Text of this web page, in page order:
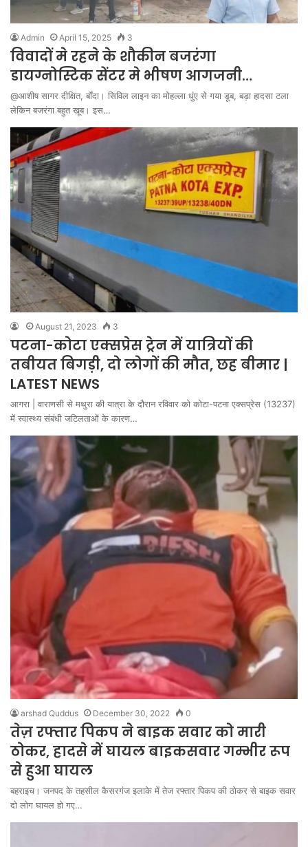
Admin April 15, 2025 3
विवादों मे रहने के शौकीन बजरंगा
डायग्नोस्टिक सेंटर मे भीषण आगजनी…
@आशीष सागर दीक्षित, बाँदा। सिविल लाइन का मोहल्ला धुंए से गया डूब, बड़ा हादसा टला
लेकिन बजरंगा बहुत खूब। इस…
August 21, 2023 3
पटना-कोटा एक्सप्रेस ट्रेन में यात्रियों की
तबीयत बिगड़ी, दो लोगों की मौत, छह बीमार |
LATEST NEWS
आगरा | वाराणसी से मथुरा की यात्रा के दौरान रविवार को कोटा-पटना एक्सप्रेस (13237)
में स्वास्थ्य संबंधी जटिलताओं के कारण…
arshad Quddus December 30, 2022 0
तेज़ रफ्तार पिकप ने बाइक सवार को मारी
ठोकर, हादसे में घायल बाइकसवार गम्भीर रूप
से हुआ घायल
बहराइच। जनपद के तहसील कैसरगंज इलाके में तेज रफ्तार पिकप की ठोकर से बाइक सवार
दो लोग घायल हो गए…